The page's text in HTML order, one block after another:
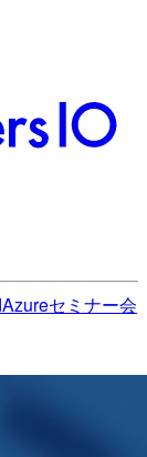
Azureセミナー会